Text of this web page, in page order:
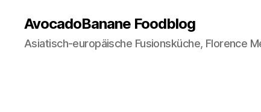
AvocadoBanane Foodblog
Asiatisch-europäische Fusionsküche, Florence